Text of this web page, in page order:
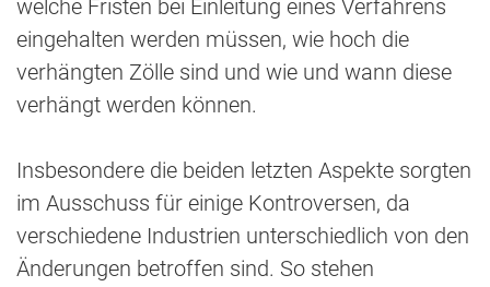
welche Fristen bei Einleitung eines Verfahrens
eingehalten werden müssen, wie hoch die
verhängten Zölle sind und wie und wann diese
verhängt werden können.
Insbesondere die beiden letzten Aspekte sorgten
im Ausschuss für einige Kontroversen, da
verschiedene Industrien unterschiedlich von den
Änderungen betroffen sind. So stehen